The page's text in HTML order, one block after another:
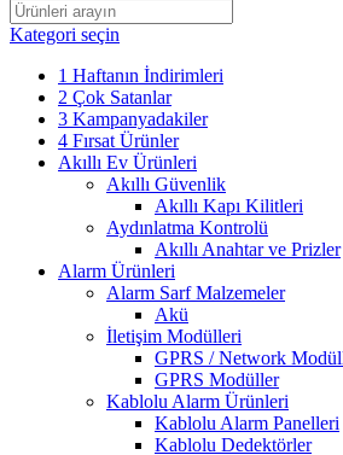
Kategori seçin
1 Haftanın İndirimleri
2 Çok Satanlar
3 Kampanyadakiler
4 Fırsat Ürünler
Akıllı Ev Ürünleri
Akıllı Güvenlik
Akıllı Kapı Kilitleri
Aydınlatma Kontrolü
Akıllı Anahtar ve Prizler
Alarm Ürünleri
Alarm Sarf Malzemeler
Akü
İletişim Modülleri
GPRS / Network
GPRS Modüller
Kablolu Alarm Ürünleri
Kablolu Alarm Panelleri
Kablolu Dedektörler